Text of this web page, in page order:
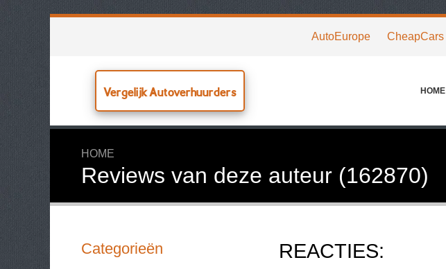
AutoEurope CheapCars
Vergelijk Autoverhuurders HOME
HOME
Reviews van deze auteur (162870)
Categorieën REACTIES: